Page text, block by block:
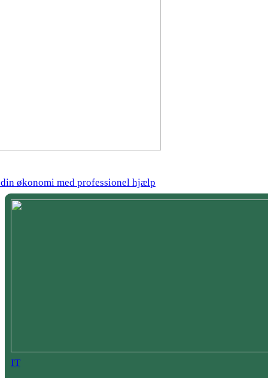
økonomi med professionel hjælp
IT